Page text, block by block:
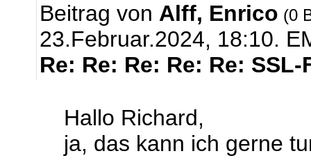
Beitrag von Alff, Enrico (0
23.Februar.2024, 18:10.
Re: Re: Re: Re: Re: SSL-
Hallo Richard,
ja, das kann ich gerne